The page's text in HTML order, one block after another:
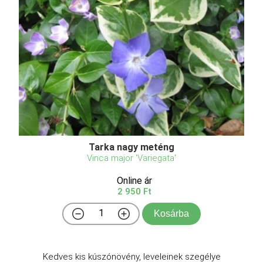
Tarka nagy meténg
Vinca major 'Variegata'
Online ár
2 950 Ft
Kosárba
Kedves kis kúszónövény, leveleinek szegélye